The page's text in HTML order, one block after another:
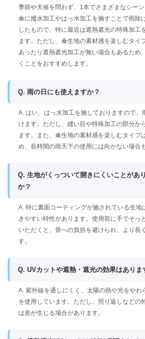
季節や天候を問わず、1本でさまざまなシー
傘に撥水加工やはっ水加工を施すことで雨除
したもので、特に最近は遮熱遮光の特殊加工
ます。ただし、傘生地の素材感を楽しむタイ
あったり遮熱遮光加工が無い場合もあるため
くことをおすすめします。
Q. 雨の日にも使えますか？
A. はい、はっ水加工を施しておりますので、
けます。ただし、縫い目や特殊加工の部分か
ます。また、傘生地の素材感を楽しむタイプ
め、長時間の雨天下の使用には向かない場合
Q. 生地がくっついて開きにくいことがあ
か？
A. 特に裏面コーティングが施されている生地
きやすい特性があります。使用前に手でそっ
いただくと、骨への負担を避けられ、より長
す。
Q. UVカットや遮熱・遮光の効果はありま
A. 紫外線を通しにくく、太陽の熱や光をやわ
を使用しています。ただし、照り返しなどの
は差が生じる場合があります。